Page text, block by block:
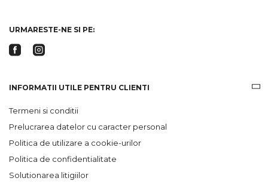
URMARESTE-NE SI PE:
INFORMATII UTILE PENTRU CLIENTI
Termeni si conditii
Prelucrarea datelor cu caracter personal
Politica de utilizare a cookie-urilor
Politica de confidentialitate
Solutionarea litigiilor